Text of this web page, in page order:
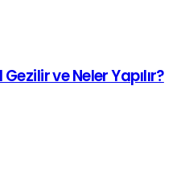
ve Neler Yapılır?